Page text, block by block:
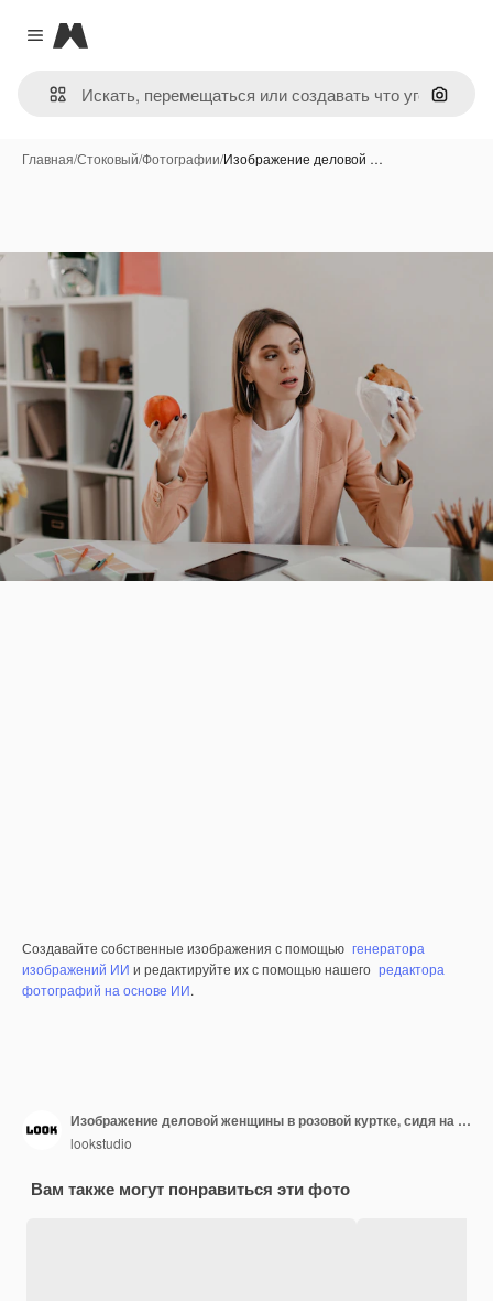
Close menu
Magnific
Поиск
Главная/Стоковый/Фотографии/Изображение деловой …
Создавайте собственные изображения с помощью генератора
изображений ИИ и редактируйте их с помощью нашего редактора
фотографий на основе ИИ.
Изображение деловой женщины в розовой куртке, сидя на рабочем месте. Женщина выбирает между вкусным гамбургером и полезным яблоком.
lookstudio
Вам также могут понравиться эти фото